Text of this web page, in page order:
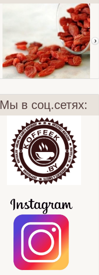
Ягоды Годжи
Мы в соц.сетях: